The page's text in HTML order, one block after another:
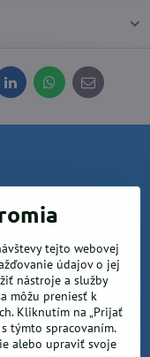
LinkedInWhatsApp
E-
mail
tejto webovej
údajov o jej
nástroje a služby
môžu preniesť k
Kliknutím na „Prijať
týmto spracovaním.
alebo upraviť svoje